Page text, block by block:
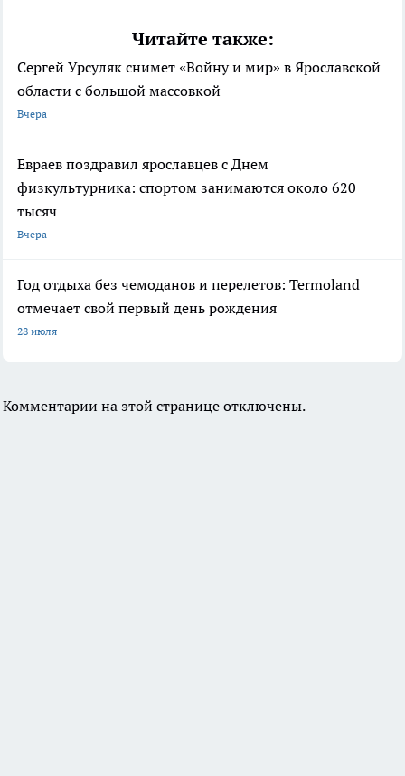
Читайте также:
Сергей Урсуляк снимет «Войну и мир» в Ярославской
области с большой массовкой
Вчера
Евраев поздравил ярославцев с Днем
физкультурника: спортом занимаются около 620
тысяч
Вчера
Год отдыха без чемоданов и перелетов: Termoland
отмечает свой первый день рождения
28 июля
Комментарии на этой странице отключены.